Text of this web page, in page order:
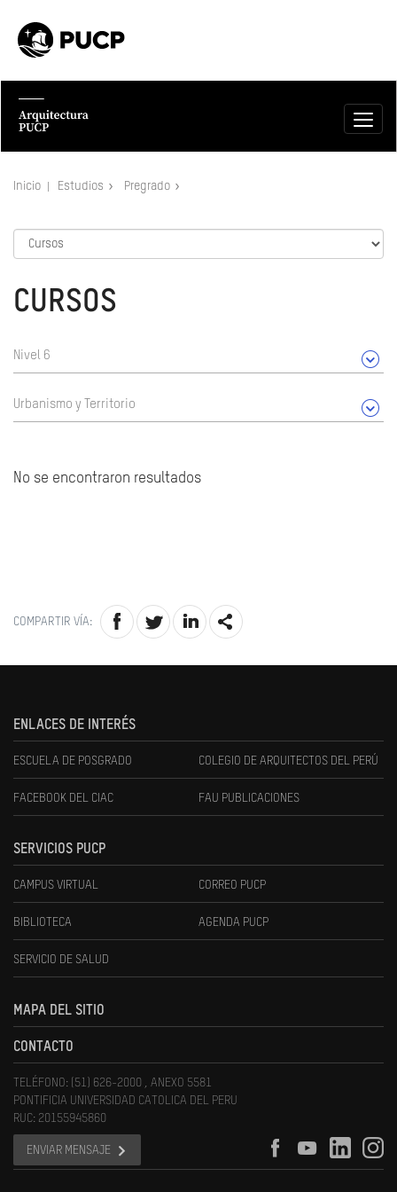
Inicio Estudios Pregrado
CURSOS
Nivel 6
Urbanismo y Territorio
No se encontraron resultados
COMPARTIR VÍA:
ENLACES DE INTERÉS
ESCUELA DE POSGRADO COLEGIO DE ARQUITECTOS DEL PERÚ
FACEBOOK DEL CIAC FAU PUBLICACIONES
SERVICIOS PUCP
CAMPUS VIRTUAL CORREO PUCP
BIBLIOTECA AGENDA PUCP
SERVICIO DE SALUD
MAPA DEL SITIO
CONTACTO
TELÉFONO: (51) 626-2000 , ANEXO 5581
PONTIFICIA UNIVERSIDAD CATOLICA DEL PERU
RUC: 20155945860
ENVIAR MENSAJE